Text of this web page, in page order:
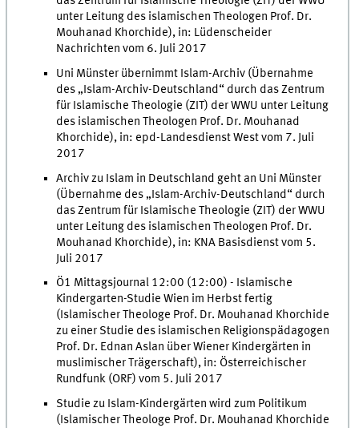
unter Leitung des islamischen Theologen Prof. Dr.
Mouhanad Khorchide), in: Lüdenscheider
Nachrichten vom 6. Juli 2017
Uni Münster übernimmt Islam-Archiv (Übernahme
des „Islam-Archiv-Deutschland“ durch das Zentrum
für Islamische Theologie (ZIT) der WWU unter Leitung
des islamischen Theologen Prof. Dr. Mouhanad
Khorchide), in: epd-Landesdienst West vom 7. Juli
2017
Archiv zu Islam in Deutschland geht an Uni Münster
(Übernahme des „Islam-Archiv-Deutschland“ durch
das Zentrum für Islamische Theologie (ZIT) der WWU
unter Leitung des islamischen Theologen Prof. Dr.
Mouhanad Khorchide), in: KNA Basisdienst vom 5.
Juli 2017
Ö1 Mittagsjournal 12:00 (12:00) - Islamische
Kindergarten-Studie Wien im Herbst fertig
(Islamischer Theologe Prof. Dr. Mouhanad Khorchide
zu einer Studie des islamischen Religionspädagogen
Prof. Dr. Ednan Aslan über Wiener Kindergärten in
muslimischer Trägerschaft), in: Österreichischer
Rundfunk (ORF) vom 5. Juli 2017
Studie zu Islam-Kindergärten wird zum Politikum
(Islamischer Theologe Prof. Dr. Mouhanad Khorchide